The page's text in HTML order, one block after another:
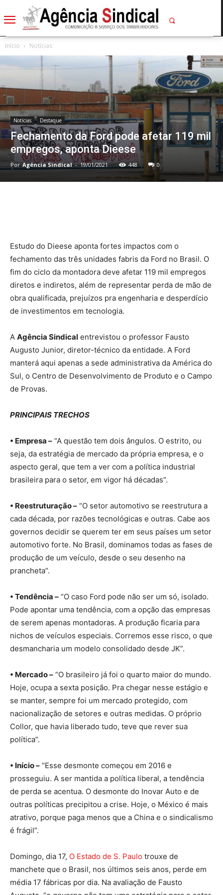
Início Notícias
Notícias Destaque
Fechamento da Ford pode afetar 119 mil
empregos, aponta Dieese
Por Agência Sindical - 19/01/2021 448 0
Estudo do Dieese aponta fortes impactos com o
fechamento das três unidades fabris da Ford no Brasil. O
fim do ciclo da montadora deve afetar 119 mil empregos
diretos e indiretos, além de representar perda de mão de
obra qualificada, prejuízos pra engenharia e desperdício
de investimentos em tecnologia.
A Agência Sindical entrevistou o professor Fausto
Augusto Junior, diretor-técnico da entidade. A Ford
manterá aqui apenas a sede administrativa da América do
Sul, o Centro de Desenvolvimento de Produto e o Campo
de Provas.
PRINCIPAIS TRECHOS
• Empresa – “A questão tem dois ângulos. O estrito, ou
seja, da estratégia de mercado da própria empresa, e o
aspecto geral, que tem a ver com a política industrial
brasileira para o setor, em vigor há décadas”.
• Reestruturação – “O setor automotivo se reestrutura a
cada década, por razões tecnológicas e outras. Cabe aos
governos decidir se querem ter em seus países um setor
automotivo forte. No Brasil, dominamos todas as fases de
produção de um veículo, desde o seu desenho na
prancheta”.
• Tendência – “O caso Ford pode não ser um só, isolado.
Pode apontar uma tendência, com a opção das empresas
de serem apenas montadoras. A produção ficaria para
nichos de veículos especiais. Corremos esse risco, o que
desmancharia um modelo consolidado desde JK”.
• Mercado – “O brasileiro já foi o quarto maior do mundo.
Hoje, ocupa a sexta posição. Pra chegar nesse estágio e
se manter, sempre foi um mercado protegido, com
nacionalização de setores e outras medidas. O próprio
Collor, que havia liberado tudo, teve que rever sua
política”.
• Início – “Esse desmonte começou em 2016 e
prosseguiu. A ser mantida a política liberal, a tendência
de perda se acentua. O desmonte do Inovar Auto e de
outras políticas precipitou a crise. Hoje, o México é mais
atrativo, porque paga menos que a China e o sindicalismo
é frágil”.
Domingo, dia 17, O Estado de S. Paulo trouxe de
manchete que o Brasil, nos últimos seis anos, perde em
média 17 fábricas por dia. Na avaliação de Fausto